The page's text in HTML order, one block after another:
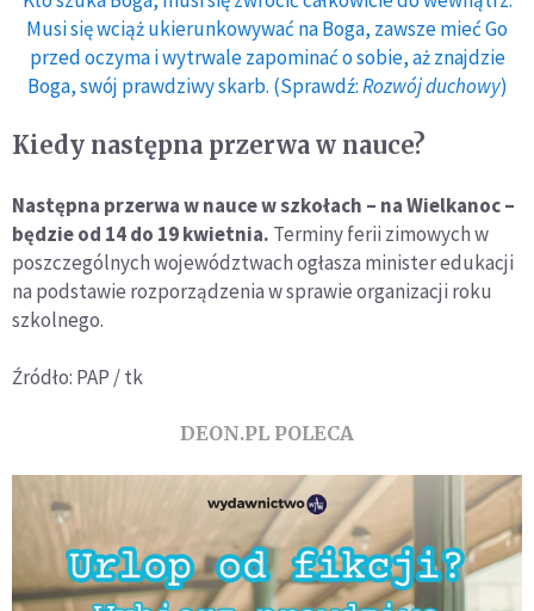
Musi się wciąż ukierunkowywać na Boga, zawsze mieć Go
przed oczyma i wytrwale zapominać o sobie, aż znajdzie
Boga, swój prawdziwy skarb. (Sprawdź:Rozwój duchowy)
Kiedy następna przerwa w nauce?
Następna przerwa w nauce w szkołach – na Wielkanoc –
będzie od 14 do 19 kwietnia. Terminy ferii zimowych w
poszczególnych województwach ogłasza minister edukacji
na podstawie rozporządzenia w sprawie organizacji roku
szkolnego.
Źródło: PAP / tk
DEON.PL POLECA